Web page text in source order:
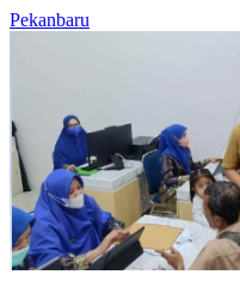
Pekanbaru